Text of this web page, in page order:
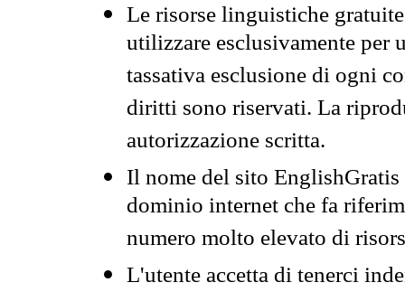
Le risorse linguistiche
utilizzare esclusivamente per
tassativa esclusione di ogni
diritti sono riservati. La
autorizzazione scritta.
Il nome del sito
dominio internet che fa
numero molto elevato di
L'utente accetta di tenerci